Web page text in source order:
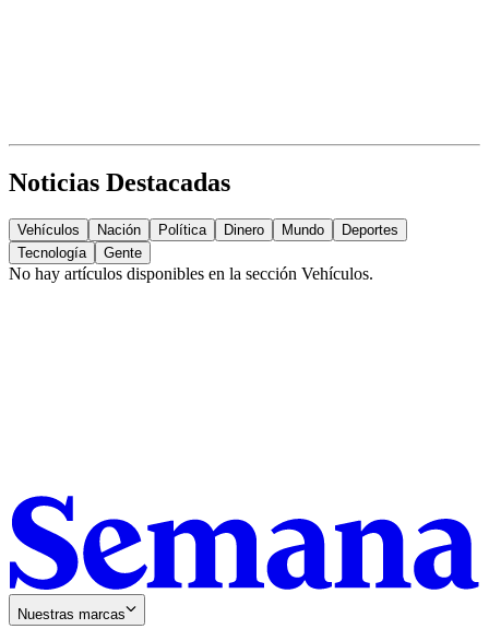
Noticias Destacadas
Vehículos Nación Política Dinero Mundo
Deportes
Tecnología
Gente
No hay artículos disponibles en la sección Vehículos.
Nuestras marcas